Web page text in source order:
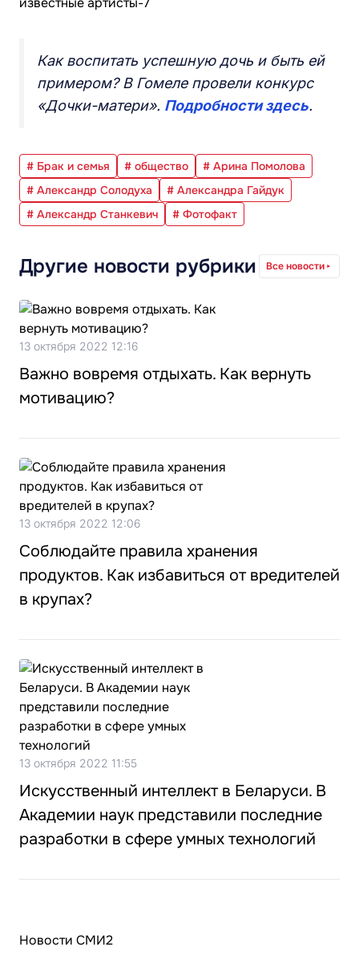
Как воспитать успешную дочь и быть ей
примером? В Гомеле провели конкурс
«Дочки-матери». Подробности здесь.
# Брак и семья # общество
# Арина Помолова
# Александр Солодуха
# Александра Гайдук
# Александр Станкевич
# Фотофакт
Другие новости рубрики Все новости
13 октября 2022 12:16
Важно вовремя отдыхать. Как вернуть
мотивацию?
13 октября 2022 12:06
Соблюдайте правила хранения
продуктов. Как избавиться от вредителей
в крупах?
13 октября 2022 11:55
Искусственный интеллект в Беларуси. В
Академии наук представили последние
разработки в сфере умных технологий
Новости СМИ2